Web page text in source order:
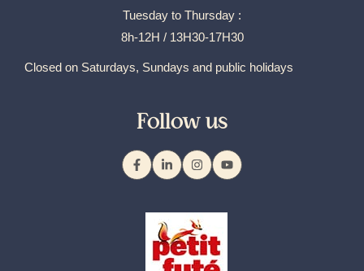
Tuesday to Thursday :
8h-12H / 13H30-17H30
Closed on Saturdays, Sundays and public holidays
Follow us